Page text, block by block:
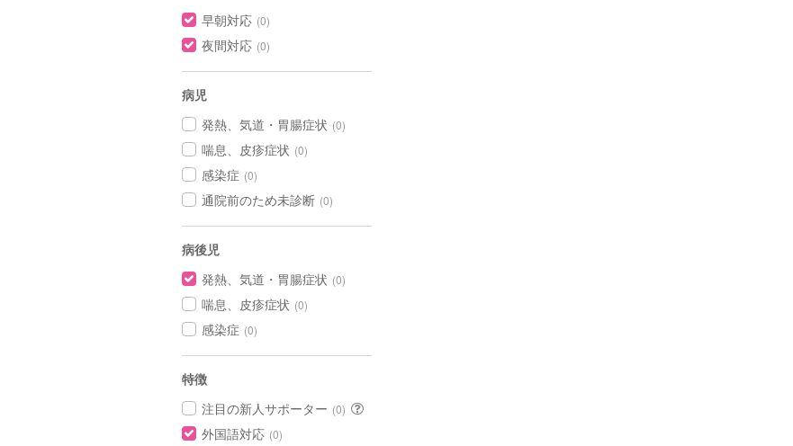
早朝対応 (0)
夜間対応 (0)
病児
発熱、気道・胃腸症状 (0)
喘息、皮疹症状 (0)
感染症 (0)
通院前のため未診断 (0)
病後児
発熱、気道・胃腸症状 (0)
喘息、皮疹症状 (0)
感染症 (0)
特徴
注目の新人サポーター (0)
外国語対応 (0)